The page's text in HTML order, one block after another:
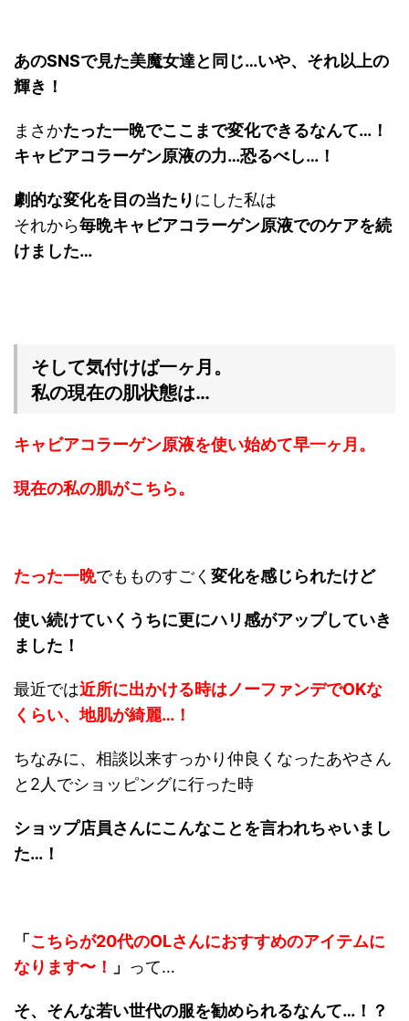
あのSNSで見た美魔女達と同じ…いや、それ以上の
輝き！
まさかたった一晩でここまで変化できるなんて…！
キャビアコラーゲン原液の力…恐るべし…！
劇的な変化を目の当たりにした私は
それから毎晩キャビアコラーゲン原液でのケアを続
けました…
そして気付けば一ヶ月。
私の現在の肌状態は…
キャビアコラーゲン原液を使い始めて早一ヶ月。
現在の私の肌がこちら。
たった一晩でもものすごく 変化を感じられたけど
使い続けていくうちに更にハリ感がアップしていき
ました！
最近では近所に出かける時はノーファンデでOKな
くらい、地肌が綺麗…！
ちなみに、相談以来すっかり仲良くなったあやさん
と2人でショッピングに行った時
ショップ店員さんにこんなことを言われちゃいまし
た…！
「 こちらが20代のOLさんにおすすめのアイテムに
なります〜！
」 って…
そ、そんな若い世代の服を勧められるなんて…！？